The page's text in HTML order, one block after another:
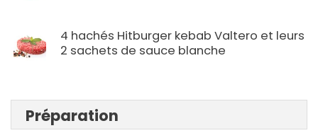
4 hachés Hitburger kebab Valtero et leurs
2 sachets de sauce blanche
Préparation